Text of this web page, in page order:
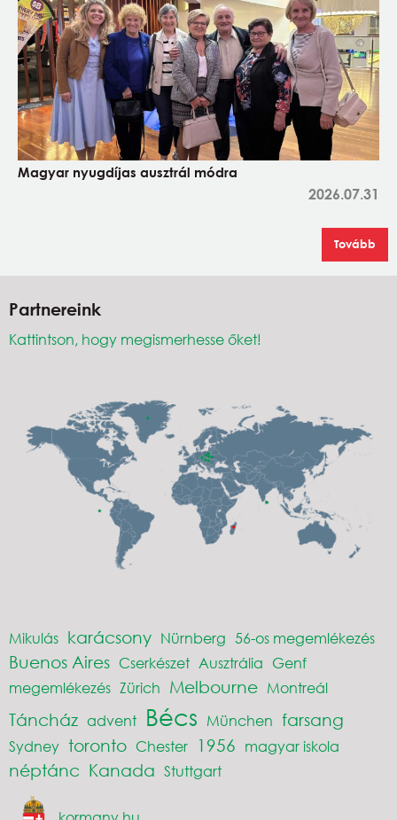
Magyar nyugdíjas ausztrál módra
2026.07.31
Tovább
Partnereink
Kattintson, hogy megismerhesse őket!
Mikulás karácsony Nürnberg 56-os megemlékezés
Buenos Aires Cserkészet Ausztrália Genf
megemlékezés Zürich Melbourne Montreál
Táncház advent Bécs München farsang
Sydney toronto Chester 1956 magyar iskola
néptánc Kanada Stuttgart